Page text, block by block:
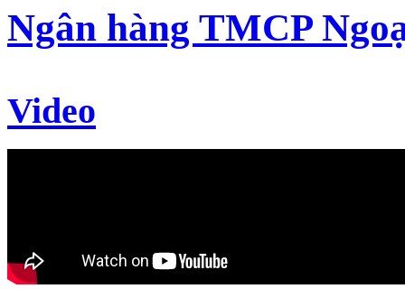
Ngân hàng TMCP
Video